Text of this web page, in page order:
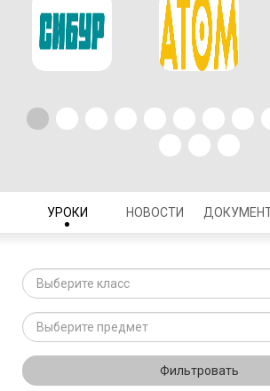
УРОКИ НОВОСТИ
Выберите класс
Выберите предмет
Фильтровать